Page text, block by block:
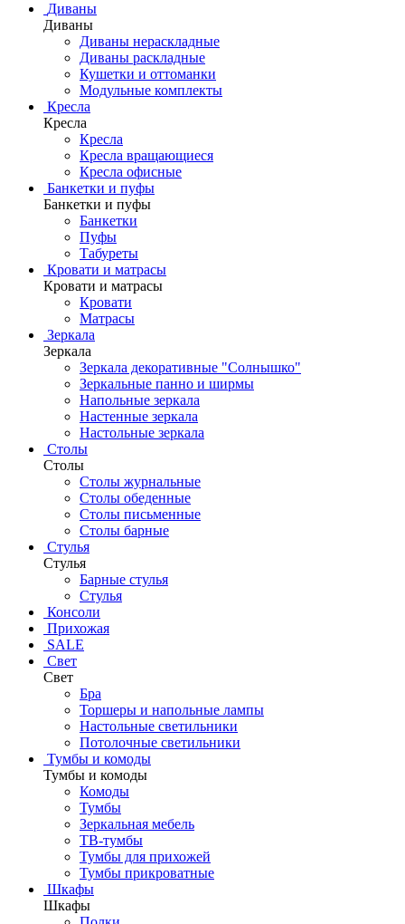
Диваны
Диваны
Диваны нераскладные
Диваны раскладные
Кушетки и оттоманки
Модульные комплекты
Кресла
Кресла
Кресла
Кресла вращающиеся
Кресла офисные
Банкетки и пуфы
Банкетки и пуфы
Банкетки
Пуфы
Табуреты
Кровати и матрасы
Кровати и матрасы
Кровати
Матрасы
Зеркала
Зеркала
Зеркала декоративные "Солнышко"
Зеркальные панно и ширмы
Напольные зеркала
Настенные зеркала
Настольные зеркала
Столы
Столы
Столы журнальные
Столы обеденные
Столы письменные
Столы барные
Стулья
Стулья
Барные стулья
Стулья
Консоли
Прихожая
SALE
Свет
Свет
Бра
Торшеры и напольные лампы
Настольные светильники
Потолочные светильники
Тумбы и комоды
Тумбы и комоды
Комоды
Тумбы
Зеркальная мебель
ТВ-тумбы
Тумбы для прихожей
Тумбы прикроватные
Шкафы
Шкафы